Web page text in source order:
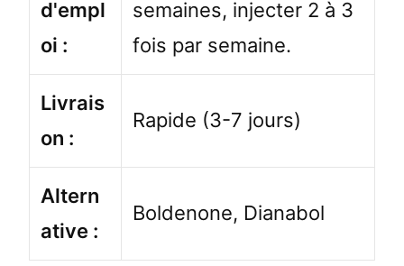
d'empl
oi :
semaines, injecter 2 à 3
fois par semaine.
Livrais
on :
Rapide (3-7 jours)
Altern
ative :
Boldenone, Dianabol